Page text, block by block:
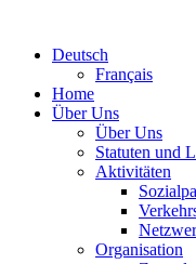
Deutsch
Français
Home
Über Uns
Über Uns
Statuten und
Aktivitäten
Organisation